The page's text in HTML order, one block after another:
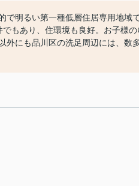
で明るい第一種低層住居専用地域
もあり、住環境も良好。お子様
にも品川区の洗足周辺には、数